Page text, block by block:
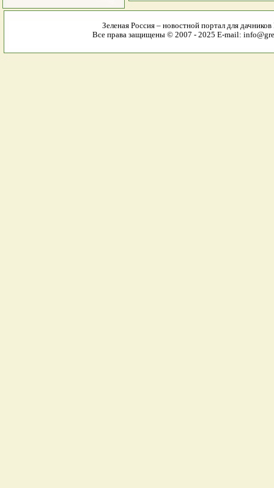
Зеленая Россия – новостной портал для
Все права защищены © 2007 - 2025 E-mail: